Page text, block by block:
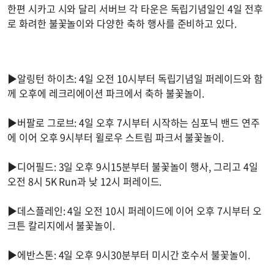
한편 시카고 시와 달리 서버브 각 타운은 독립기념일인 4일 전후
로 화려한 불꽃놀이와 다양한 축하 행사를 준비하고 있다.
▶알링턴 하이츠: 4일 오전 10시부터 독립기념일 퍼레이드와 함
께 오후에 레크리에이션 파크에서 축하 불꽃놀이.
▶버팔로 그로브: 4일 오후 7시부터 시작하는 심포닉 밴드 연주
에 이어 오후 9시부터 윌로우 스트림 파크서 불꽃놀이.
▶디어필드: 3일 오후 9시15분부터 불꽃놀이 행사, 그리고 4일
오전 8시 5K Run과 낮 12시 퍼레이드.
▶데스플레인: 4일 오전 10시 퍼레이드에 이어 오후 7시부터 오
크튼 칼리지에서 불꽃놀이.
▶에반스톤: 4일 오후 9시30분부터 미시간 호수서 불꽃놀이.